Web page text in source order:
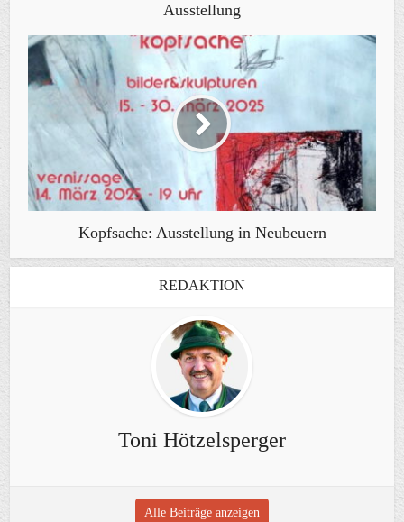
Ausstellung
Kopfsache: Ausstellung in Neubeuern
REDAKTION
Toni Hötzelsperger
Alle Beiträge anzeigen